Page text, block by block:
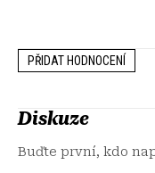
PŘIDAT HODNOCENÍ
Diskuze
Buďte první, kdo